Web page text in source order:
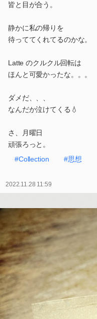
皆と目が合う。
静かに私の帰りを
待っててくれてるのかな。
Latte のクルクル回転は
ほんと可愛かったな。。。
ダメだ、、、
なんだか泣けてくる💧
さ、月曜日
頑張ろっと。
#Collection
#思想
2022.11.28 11:59